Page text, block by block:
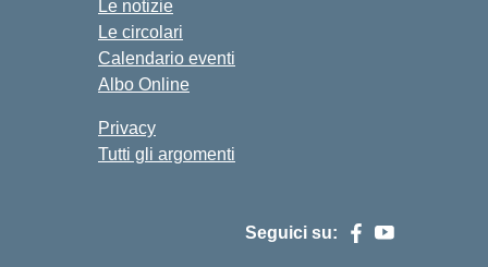
Le notizie
Le circolari
Calendario eventi
Albo Online
Privacy
Tutti gli argomenti
Seguici su: